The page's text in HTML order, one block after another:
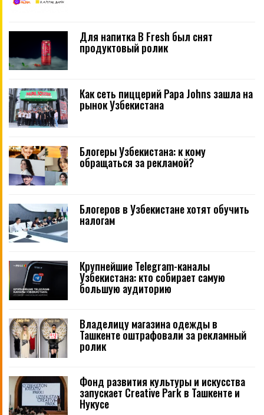
Для напитка B Fresh был снят
продуктовый ролик
Как сеть пиццерий Papa Johns зашла на
рынок Узбекистана
Блогеры Узбекистана: к кому
обращаться за рекламой?
Блогеров в Узбекистане хотят обучить
налогам
Крупнейшие Telegram-каналы
Узбекистана: кто собирает самую
большую аудиторию
Владелицу магазина одежды в
Ташкенте оштрафовали за рекламный
ролик
Фонд развития культуры и искусства
запускает Creative Park в Ташкенте и
Нукусе